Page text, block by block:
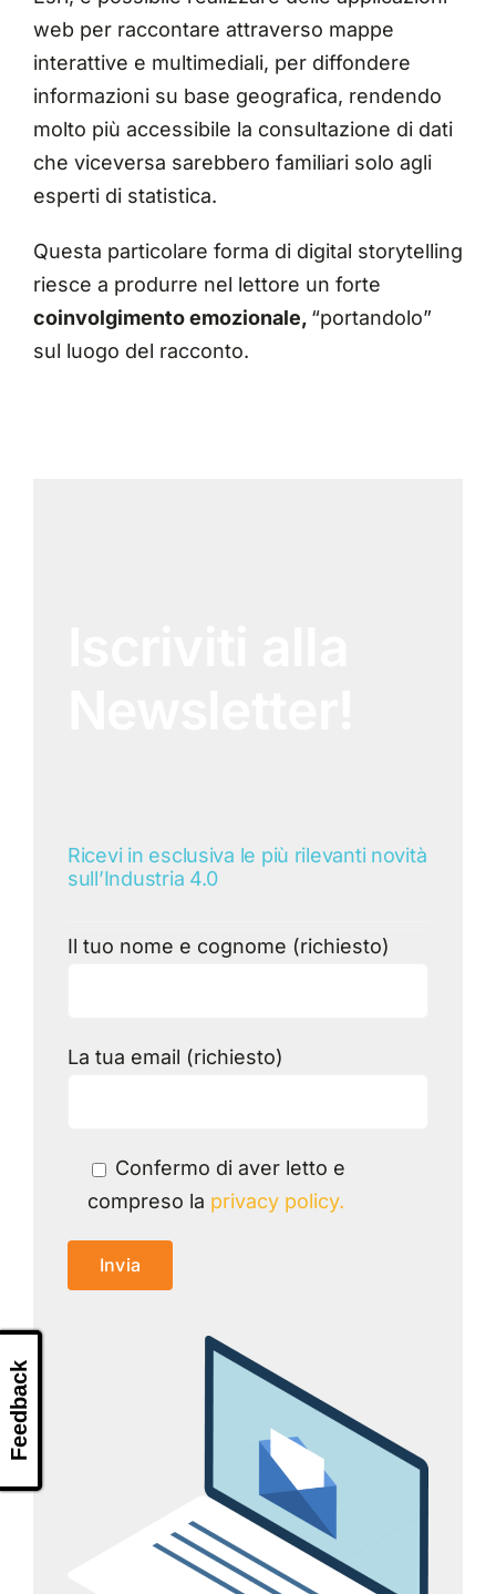
web per raccontare attraverso mappe
interattive e multimediali, per diffondere
informazioni su base geografica, rendendo
molto più accessibile la consultazione di dati
che viceversa sarebbero familiari solo agli
esperti di statistica.
Questa particolare forma di digital storytelling
riesce a produrre nel lettore un forte
coinvolgimento emozionale, “portandolo”
sul luogo del racconto.
Ricevi in esclusiva le più rilevanti novità
sull’Industria 4.0
Il tuo nome e cognome (richiesto)
La tua email (richiesto)
Confermo di aver letto e
compreso la privacy policy.
Feedback